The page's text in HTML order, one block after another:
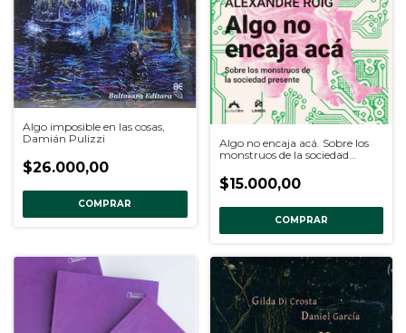
Algo imposible en las cosas,
Damián Pulizzi
$26.000,00
COMPRAR
Algo no encaja acá. Sobre los
monstruos de la sociedad
$15.000,00
COMPRAR